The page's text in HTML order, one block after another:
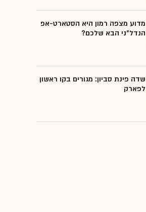
מדוע מצפה רמון היא הסטארט-אפ
הנדל"ני הבא שלכם?
שדה פינת סביון: מגורים בקו ראשון
לפארק